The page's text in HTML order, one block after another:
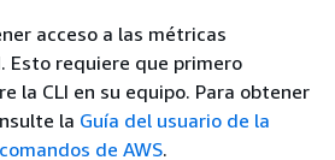
acceso a las métricas
Esto requiere que primero
la CLI en su equipo. Para obtener
la Guía del usuario de la
de AWS.